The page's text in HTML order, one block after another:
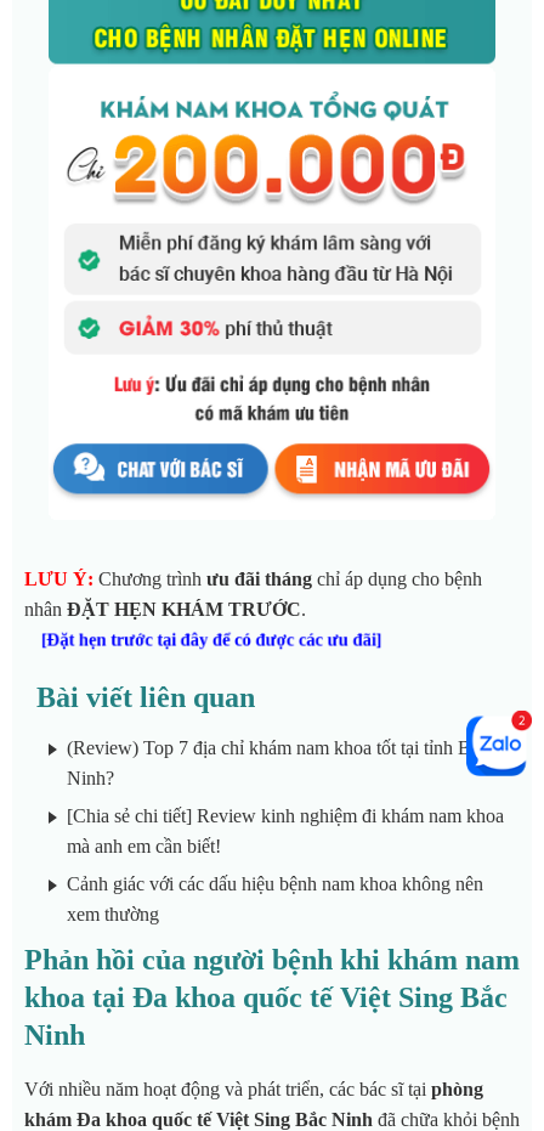
LƯU Ý: Chương trình ưu đãi tháng chỉ áp dụng cho bệnh
nhân ĐẶT HẸN KHÁM TRƯỚC.
[Đặt hẹn trước tại đây để có được các ưu đãi]
Bài viết liên quan
(Review) Top 7 địa chỉ khám nam khoa tốt tại tỉnh Bắc
Ninh?
[Chia sẻ chi tiết] Review kinh nghiệm đi khám nam khoa
mà anh em cần biết!
Cảnh giác với các dấu hiệu bệnh nam khoa không nên
xem thường
Phản hồi của người bệnh khi khám nam
khoa tại Đa khoa quốc tế Việt Sing Bắc
Ninh
Với nhiều năm hoạt động và phát triển, các bác sĩ tại phòng
khám Đa khoa quốc tế Việt Sing Bắc Ninh đã chữa khỏi bệnh